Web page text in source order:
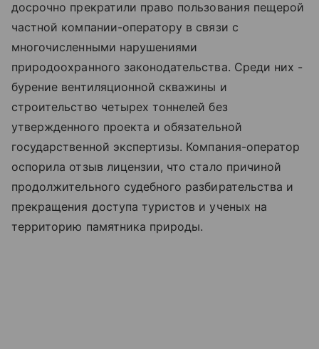
досрочно прекратили право пользования пещерой
частной компании-оператору в связи с
многочисленными нарушениями
природоохранного законодательства. Среди них -
бурение вентиляционной скважины и
строительство четырех тоннелей без
утвержденного проекта и обязательной
государственной экспертизы. Компания-оператор
оспорила отзыв лицензии, что стало причиной
продолжительного судебного разбирательства и
прекращения доступа туристов и ученых на
территорию памятника природы.